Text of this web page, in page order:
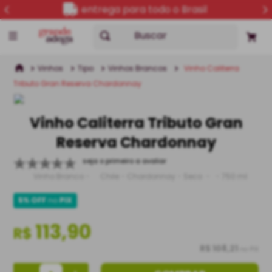
entrega para todo o Brasil
Buscar
Vinhos Tipo Vinhos Brancos
Vinho Caliterra
Tributo Gran Reserva Chardonnay
Vinho Caliterra Tributo Gran
Reserva Chardonnay
seja o primeiro a avaliar
5% OFFnoPIX
R$113,90
R$ 108,21